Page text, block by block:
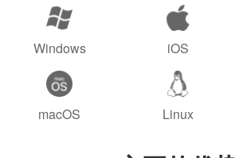
Windows iOS
macOS Linux